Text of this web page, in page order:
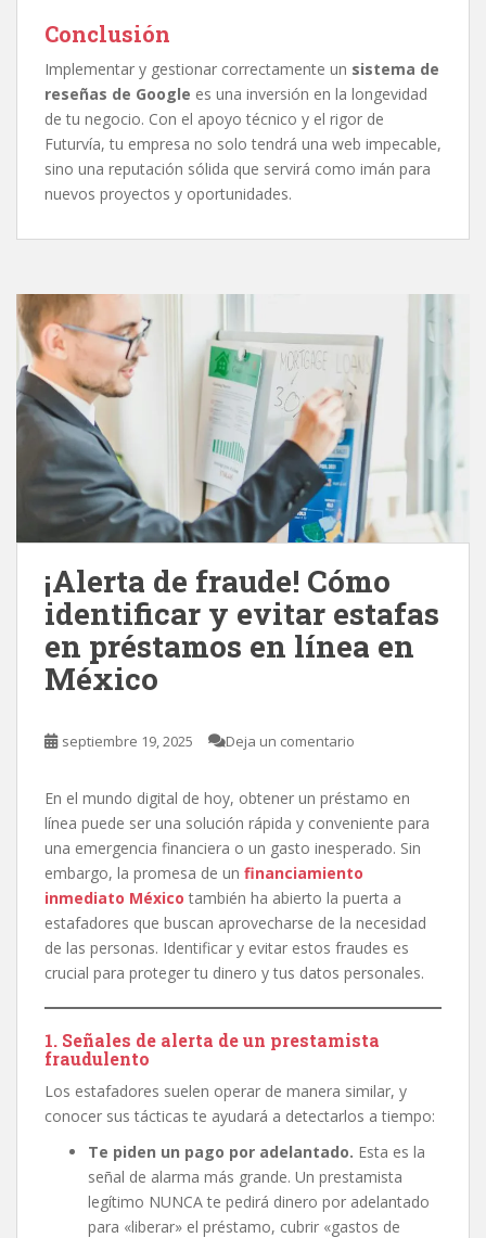
Conclusión
Implementar y gestionar correctamente un sistema de
reseñas de Google es una inversión en la longevidad
de tu negocio. Con el apoyo técnico y el rigor de
Futurvía, tu empresa no solo tendrá una web impecable,
sino una reputación sólida que servirá como imán para
nuevos proyectos y oportunidades.
¡Alerta de fraude! Cómo
identificar y evitar estafas
en préstamos en línea en
México
septiembre 19, 2025 Deja un comentario
En el mundo digital de hoy, obtener un préstamo en
línea puede ser una solución rápida y conveniente para
una emergencia financiera o un gasto inesperado. Sin
embargo, la promesa de un financiamiento
inmediato México también ha abierto la puerta a
estafadores que buscan aprovecharse de la necesidad
de las personas. Identificar y evitar estos fraudes es
crucial para proteger tu dinero y tus datos personales.
1. Señales de alerta de un prestamista
fraudulento
Los estafadores suelen operar de manera similar, y
conocer sus tácticas te ayudará a detectarlos a tiempo:
Te piden un pago por adelantado. Esta es la
señal de alarma más grande. Un prestamista
legítimo NUNCA te pedirá dinero por adelantado
para «liberar» el préstamo, cubrir «gastos de